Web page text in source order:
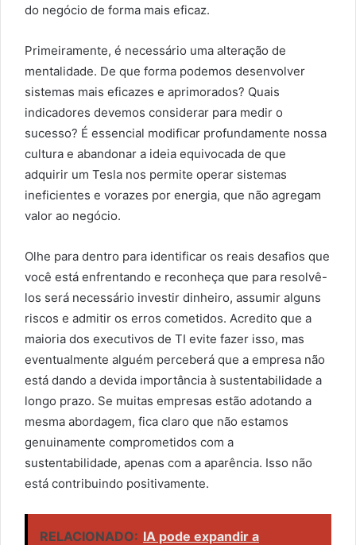
do negócio de forma mais eficaz.
Primeiramente, é necessário uma alteração de
mentalidade. De que forma podemos desenvolver
sistemas mais eficazes e aprimorados? Quais
indicadores devemos considerar para medir o
sucesso? É essencial modificar profundamente nossa
cultura e abandonar a ideia equivocada de que
adquirir um Tesla nos permite operar sistemas
ineficientes e vorazes por energia, que não agregam
valor ao negócio.
Olhe para dentro para identificar os reais desafios que
você está enfrentando e reconheça que para resolvê-
los será necessário investir dinheiro, assumir alguns
riscos e admitir os erros cometidos. Acredito que a
maioria dos executivos de TI evite fazer isso, mas
eventualmente alguém perceberá que a empresa não
está dando a devida importância à sustentabilidade a
longo prazo. Se muitas empresas estão adotando a
mesma abordagem, fica claro que não estamos
genuinamente comprometidos com a
sustentabilidade, apenas com a aparência. Isso não
está contribuindo positivamente.
RELACIONADO: IA pode expandir a